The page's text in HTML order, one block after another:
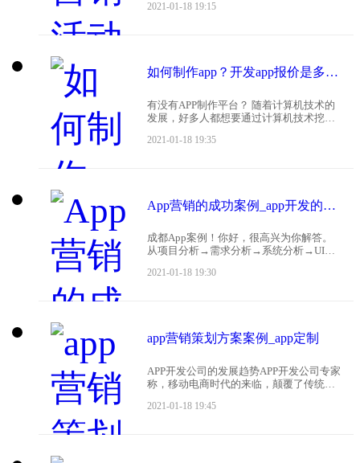
式使用→项目验收全程一站式服务。案例
2021-01-18 19:15
如何制作app？开发app报价是多少？
有没有APP制作平台？ 随着计算机技术的
发展，好多人都想要通过计算机技术挖掘
程。那么有没有不需要编程就能够制作
2021-01-18 19:35
App营销的成功案例_app开发的简单案例分析
成都App案例！你好，很高兴为你解答。
从项目分析→需求分析→系统分析→UI设
式使用→项目验收全程一站式服务。案例
2021-01-18 19:30
app营销策划方案案例_app定制
APP开发公司的发展趋势APP开发公司专家
称，移动电商时代的来临，颠覆了传统的
竞争力，在地区，通过开发企业专属的电
2021-01-18 19:45